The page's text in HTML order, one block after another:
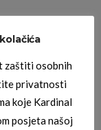
zaštiti osobnih
privatnosti
koje Kardinal
posjeta našoj